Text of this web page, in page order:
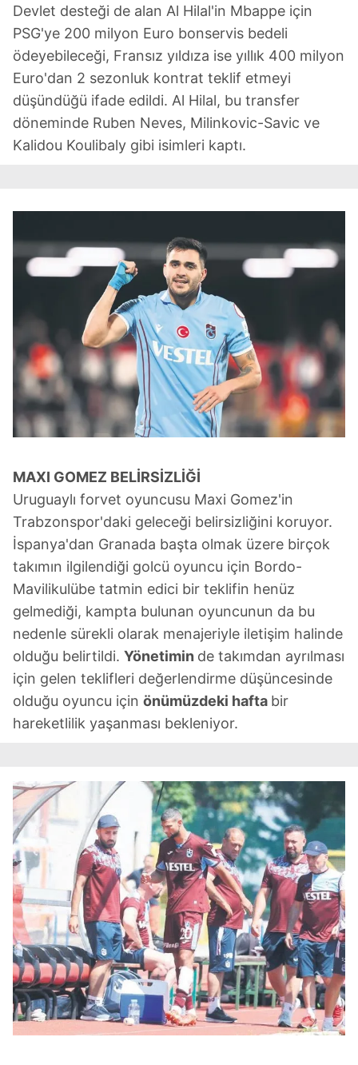
Devlet desteği de alan Al Hilal'in Mbappe için
PSG'ye 200 milyon Euro bonservis bedeli
ödeyebileceği, Fransız yıldıza ise yıllık 400 milyon
Euro'dan 2 sezonluk kontrat teklif etmeyi
düşündüğü ifade edildi. Al Hilal, bu transfer
döneminde Ruben Neves, Milinkovic-Savic ve
Kalidou Koulibaly gibi isimleri kaptı.
MAXI GOMEZ BELİRSİZLİĞİ
Uruguaylı forvet oyuncusu Maxi Gomez'in
Trabzonspor'daki geleceği belirsizliğini koruyor.
İspanya'dan Granada başta olmak üzere birçok
takımın ilgilendiği golcü oyuncu için Bordo-
Mavilikulübe tatmin edici bir teklifin henüz
gelmediği, kampta bulunan oyuncunun da bu
nedenle sürekli olarak menajeriyle iletişim halinde
olduğu belirtildi. Yönetimin de takımdan ayrılması
için gelen teklifleri değerlendirme düşüncesinde
olduğu oyuncu için önümüzdeki hafta bir
hareketlilik yaşanması bekleniyor.